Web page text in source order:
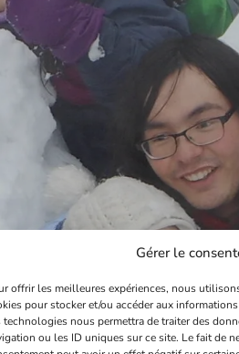
Gérer le
offrir les meilleures expériences, nous
pour stocker et/ou accéder aux
technologies nous permettra de traiter des
ou les ID uniques sur ce site. Le fait de